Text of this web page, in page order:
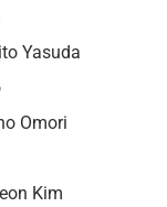
Yasuda
Omori
Kim